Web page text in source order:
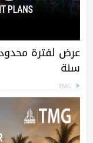
سنة
TMG